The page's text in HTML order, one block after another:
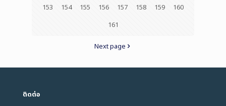
153
154 155 156 157 158 159
160
161
Next page
ติดต่อ